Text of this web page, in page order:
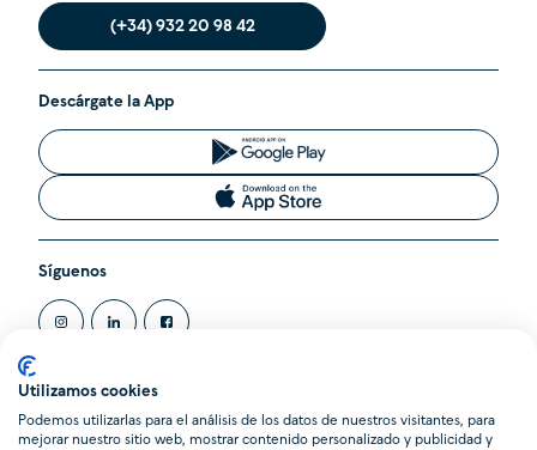
(+34) 932 20 98 42
Descárgate la App
Síguenos
@2020 Cleverea SL. Todos los derechos reservados.
Utilizamos cookies
Podemos utilizarlas para el análisis de los datos de nuestros visitantes, para
mejorar nuestro sitio web, mostrar contenido personalizado y publicidad y